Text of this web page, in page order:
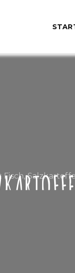
Fisch,